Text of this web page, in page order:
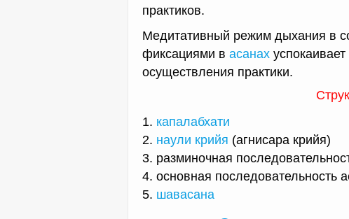
практиков.
Медитативный режим дыхания в
фиксациями в асанах
осуществления практики.
1. капалабхати
2. наули крийя (агнисара крийя)
3. разминочная
4. основная последовательность
5. шавасана